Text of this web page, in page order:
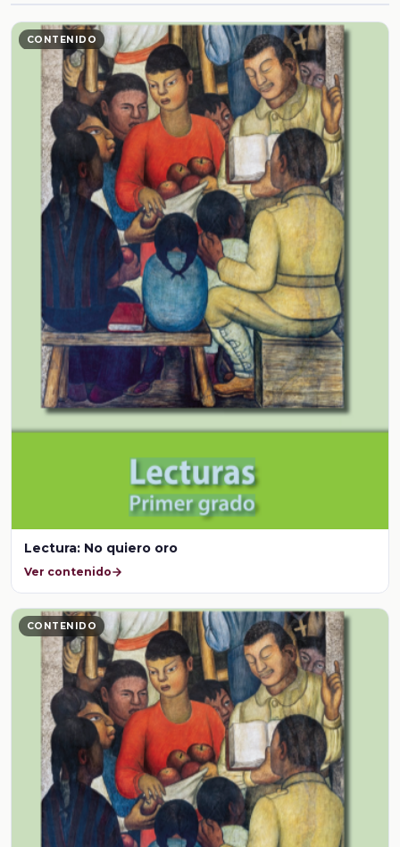
CONTENIDO
Lectura: No quiero oro
Ver contenido
CONTENIDO